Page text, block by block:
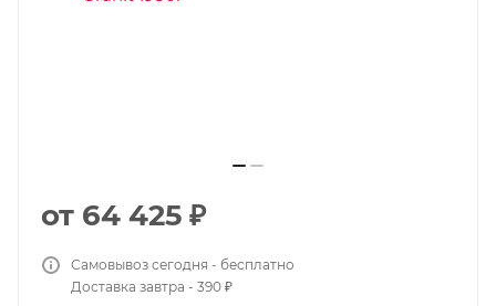
от 64 425 ₽
Самовывоз сегодня - бесплатно
Доставка завтра - 390 ₽